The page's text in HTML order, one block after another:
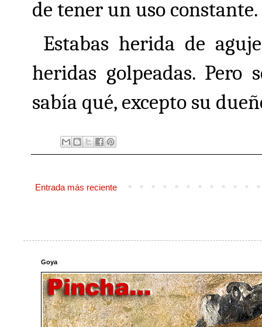
de tener un uso
Estabas herida de
heridas golpeadas. Pero
sabía qué, excepto su
Entrada más reciente
Goya